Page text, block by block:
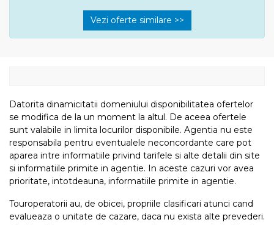
Vezi oferte similare >>
Datorita dinamicitatii domeniului disponibilitatea ofertelor
se modifica de la un moment la altul. De aceea ofertele
sunt valabile in limita locurilor disponibile. Agentia nu este
responsabila pentru eventualele neconcordante care pot
aparea intre informatiile privind tarifele si alte detalii din site
si informatiile primite in agentie. In aceste cazuri vor avea
prioritate, intotdeauna, informatiile primite in agentie.
Touroperatorii au, de obicei, propriile clasificari atunci cand
evalueaza o unitate de cazare, daca nu exista alte prevederi.